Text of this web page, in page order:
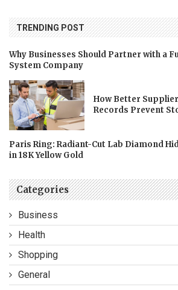
TRENDING POST
Why Businesses Should Partner with a
System Company
How Better
Records Prevent
Paris Ring: Radiant-Cut Lab Diamond
in 18K Yellow Gold
Categories
Business
Health
Shopping
General